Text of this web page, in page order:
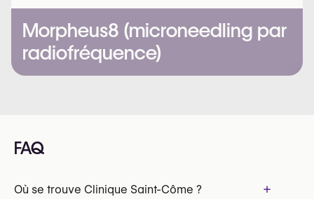
Morpheus8 (microneedling par
radiofréquence)
FAQ
Où se trouve Clinique Saint-Côme ? +